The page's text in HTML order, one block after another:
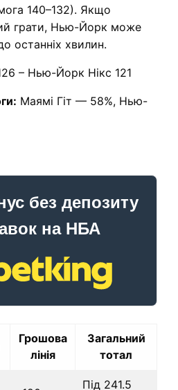
140–132). Якщо
грати, Нью-Йорк може
останніх хвилин.
– Нью-Йорк Нікс 121
Маямі Гіт — 58%, Нью-
без депозиту
на НБА
Грошова
лінія
Загальний
тотал
Під 241.5